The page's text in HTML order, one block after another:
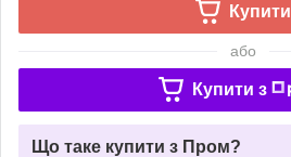
Купити
або
Купити з
Що таке купити з Пром?